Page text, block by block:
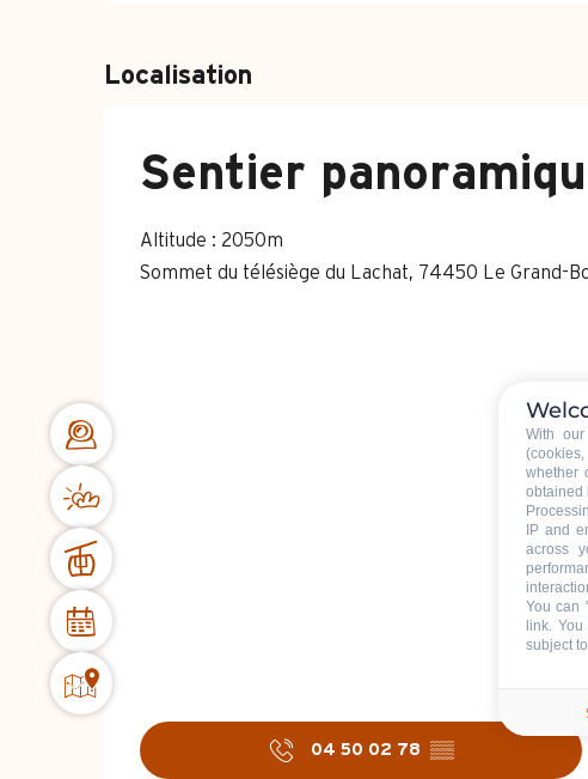
Localisation
Sentier
Altitude : 2050m
Sommet du télésiège du Lachat, 74450 Le Grand-
04 50 02 78 ▒▒
With
whether
obtained
IP and
across
You can
link .
subject